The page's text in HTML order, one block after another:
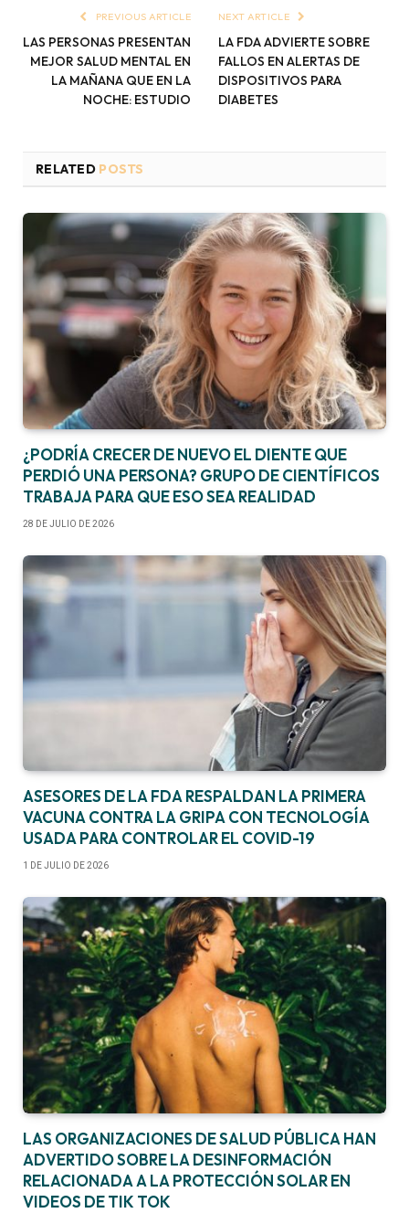
PREVIOUS ARTICLE
LAS PERSONAS PRESENTAN
MEJOR SALUD MENTAL EN
LA MAÑANA QUE EN LA
NOCHE: ESTUDIO
NEXT ARTICLE
LA FDA ADVIERTE SOBRE
FALLOS EN ALERTAS DE
DISPOSITIVOS PARA
DIABETES
RELATED POSTS
¿PODRÍA CRECER DE NUEVO EL DIENTE QUE
PERDIÓ UNA PERSONA? GRUPO DE CIENTÍFICOS
TRABAJA PARA QUE ESO SEA REALIDAD
28 DE JULIO DE 2026
ASESORES DE LA FDA RESPALDAN LA PRIMERA
VACUNA CONTRA LA GRIPA CON TECNOLOGÍA
USADA PARA CONTROLAR EL COVID-19
1 DE JULIO DE 2026
LAS ORGANIZACIONES DE SALUD PÚBLICA HAN
ADVERTIDO SOBRE LA DESINFORMACIÓN
RELACIONADA A LA PROTECCIÓN SOLAR EN
VIDEOS DE TIK TOK